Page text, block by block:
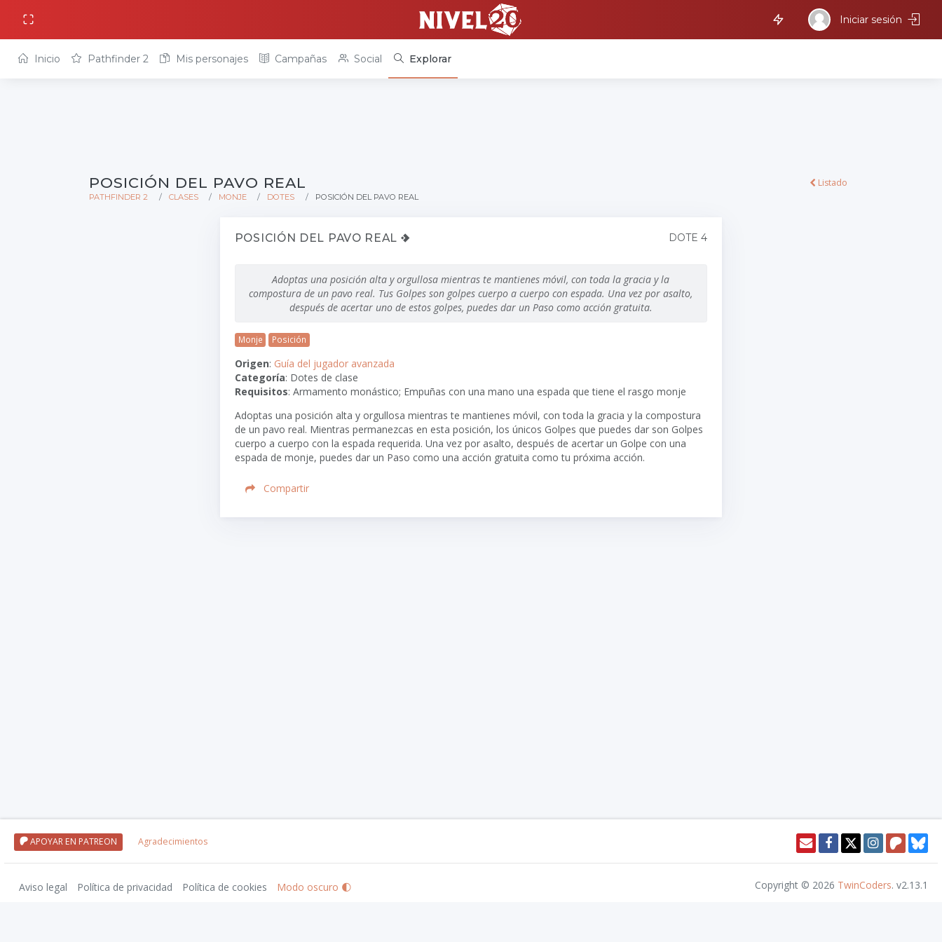
Iniciar sesión
Inicio Pathfinder 2 Mis personajes Campañas Social Explorar
POSICIÓN DEL PAVO REAL
PATHFINDER 2 CLASES MONJE DOTES POSICIÓN DEL PAVO REAL
Listado
POSICIÓN DEL PAVO REAL DOTE 4
Adoptas una posición alta y orgullosa mientras te mantienes móvil, con toda la gracia y la
compostura de un pavo real. Tus Golpes son golpes cuerpo a cuerpo con espada. Una vez por asalto,
después de acertar uno de estos golpes, puedes dar un Paso como acción gratuita.
Monje Posición
Origen: Guía del jugador avanzada
Categoría: Dotes de clase
Requisitos: Armamento monástico; Empuñas con una mano una espada que tiene el rasgo monje
Adoptas una posición alta y orgullosa mientras te mantienes móvil, con toda la gracia y la compostura
de un pavo real. Mientras permanezcas en esta posición, los únicos Golpes que puedes dar son Golpes
cuerpo a cuerpo con la espada requerida. Una vez por asalto, después de acertar un Golpe con una
espada de monje, puedes dar un Paso como una acción gratuita como tu próxima acción.
Compartir
APOYAR EN PATREON Agradecimientos
Aviso legal Política de privacidad Política de cookies Modo oscuro 🌓 Copyright © 2026 TwinCoders. v2.13.1